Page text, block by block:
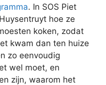
. In SOS Piet
hoe ze
koken, zodat
kwam dan ten huize
zo eenvoudig
wel moet, en
zijn, waarom het